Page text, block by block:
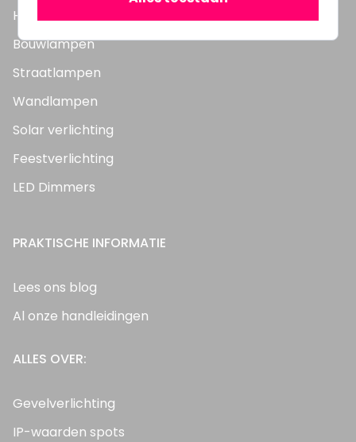
Highbay's / Ufo's
Bouwlampen
Straatlampen
Wandlampen
Solar verlichting
Feestverlichting
LED Dimmers
PRAKTISCHE INFORMATIE
Lees ons blog
Al onze handleidingen
ALLES OVER:
Gevelverlichting
IP-waarden spots